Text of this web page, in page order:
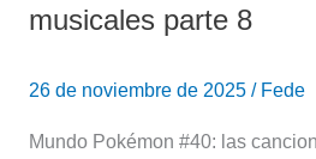
musicales parte 8
26 de noviembre de 2025 / Fede
Mundo Pokémon #40: las